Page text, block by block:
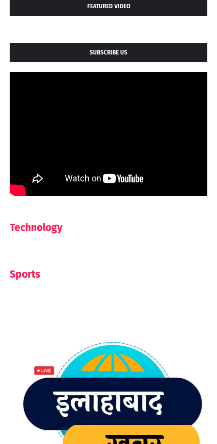
FEATURED VIDEO
SUBSCRIBE US
Technology
Sports